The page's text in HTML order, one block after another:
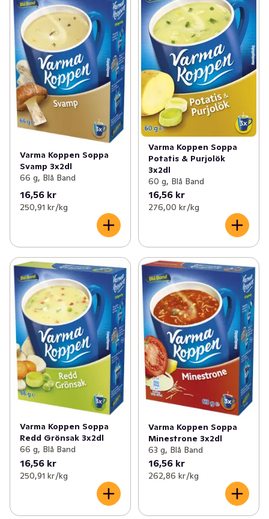
Varma Koppen Soppa
Svamp 3x2dl
66 g, Blå Band
16,56 kr
250,91 kr /kg
Varma Koppen Soppa
Potatis & Purjolök
3x2dl
60 g, Blå Band
16,56 kr
276,00 kr /kg
Varma Koppen Soppa
Redd Grönsak 3x2dl
66 g, Blå Band
16,56 kr
250,91 kr /kg
Varma Koppen Soppa
Minestrone 3x2dl
63 g, Blå Band
16,56 kr
262,86 kr /kg